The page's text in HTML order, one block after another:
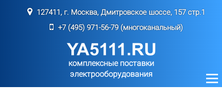
127411, г. Москва, Дмитровское шоссе, 157 стр.1
+7 (495) 971-56-79 (многоканальный)
комплексные поставки
электрооборудования